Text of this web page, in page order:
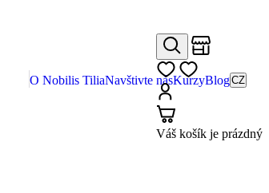
O Nobilis TiliaNavštivte násKurzyBlogCZ
Hledat
Přihlásit
Váš košík je prázdný